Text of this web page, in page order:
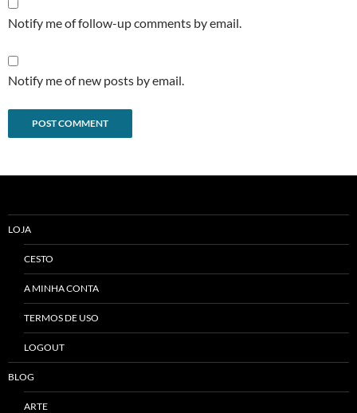
Notify me of follow-up comments by email.
Notify me of new posts by email.
LOJA
CESTO
A MINHA CONTA
TERMOS DE USO
LOGOUT
BLOG
ARTE